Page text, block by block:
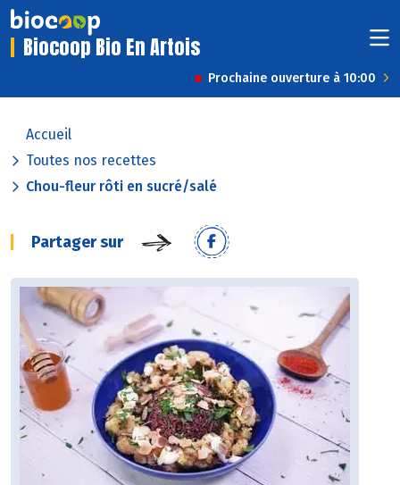
Biocoop Bio En Artois
Prochaine ouverture à 10:00
Accueil
Toutes nos recettes
Chou-fleur rôti en sucré/salé
Partager sur